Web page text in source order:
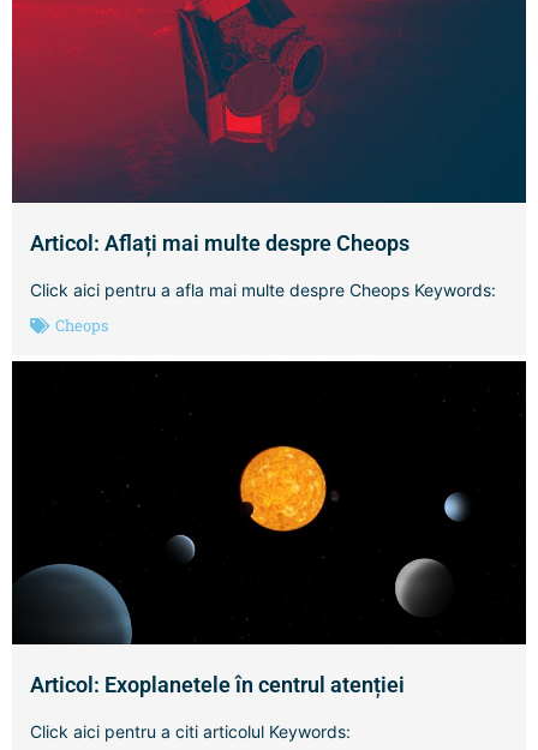
Articol: Aflați mai multe despre Cheops
Click aici pentru a afla mai multe despre Cheops Keywords:
Cheops
Articol: Exoplanetele în centrul atenției
Click aici pentru a citi articolul Keywords: